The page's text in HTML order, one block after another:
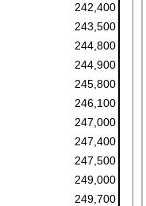
242,400
243,500
244,800
244,900
245,800
246,100
247,000
247,400
247,500
249,000
249,700